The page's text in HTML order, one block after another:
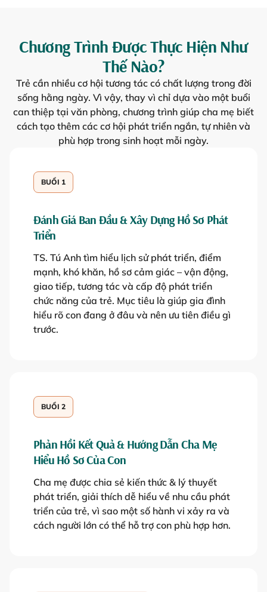
Chương Trình Được Thực Hiện Như
Thế Nào?
Trẻ cần nhiều cơ hội tương tác có chất lượng trong đời
sống hằng ngày. Vì vậy, thay vì chỉ dựa vào một buổi
can thiệp tại văn phòng, chương trình giúp cha mẹ biết
cách tạo thêm các cơ hội phát triển ngắn, tự nhiên và
phù hợp trong sinh hoạt mỗi ngày.
BUỔI 1
Đánh Giá Ban Đầu & Xây Dựng Hồ Sơ Phát
Triển
TS. Tú Anh tìm hiểu lịch sử phát triển, điểm
mạnh, khó khăn, hồ sơ cảm giác – vận động,
giao tiếp, tương tác và cấp độ phát triển
chức năng của trẻ. Mục tiêu là giúp gia đình
hiểu rõ con đang ở đâu và nên ưu tiên điều gì
trước.
BUỔI 2
Phản Hồi Kết Quả & Hướng Dẫn Cha Mẹ
Hiểu Hồ Sơ Của Con
Cha mẹ được chia sẻ kiến thức & lý thuyết
phát triển, giải thích dễ hiểu về nhu cầu phát
triển của trẻ, vì sao một số hành vi xảy ra và
cách người lớn có thể hỗ trợ con phù hợp hơn.